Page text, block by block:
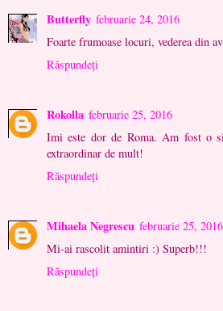
Butterfly februarie 24, 2016
Foarte frumoase locuri, vederea din
Răspundeți
Rokolla februarie 25, 2016
Imi este dor de Roma. Am fost o
extraordinar de mult!
Răspundeți
Mihaela Negrescu februarie 25, 2016
Mi-ai rascolit amintiri :) Superb!!!
Răspundeți